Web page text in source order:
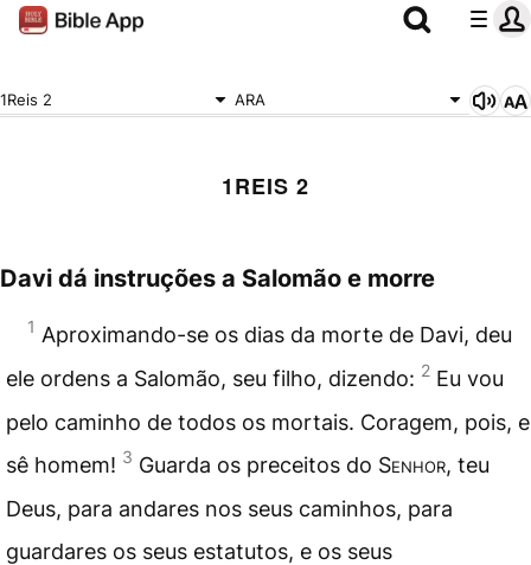
1Reis 2 ARA
1REIS 2
Davi dá instruções a Salomão e morre
1 Aproximando-se os dias da morte de Davi, deu
ele ordens a Salomão, seu filho, dizendo: 2 Eu vou
pelo caminho de todos os mortais. Coragem, pois, e
sê homem! 3 Guarda os preceitos do Senhor, teu
Deus, para andares nos seus caminhos, para
guardares os seus estatutos, e os seus